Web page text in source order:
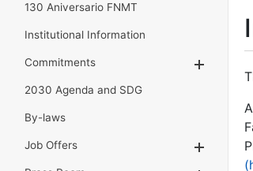
130 Aniversario FNMT
Institutional Information
Commitments
2030 Agenda and SDG
By-laws
Job Offers